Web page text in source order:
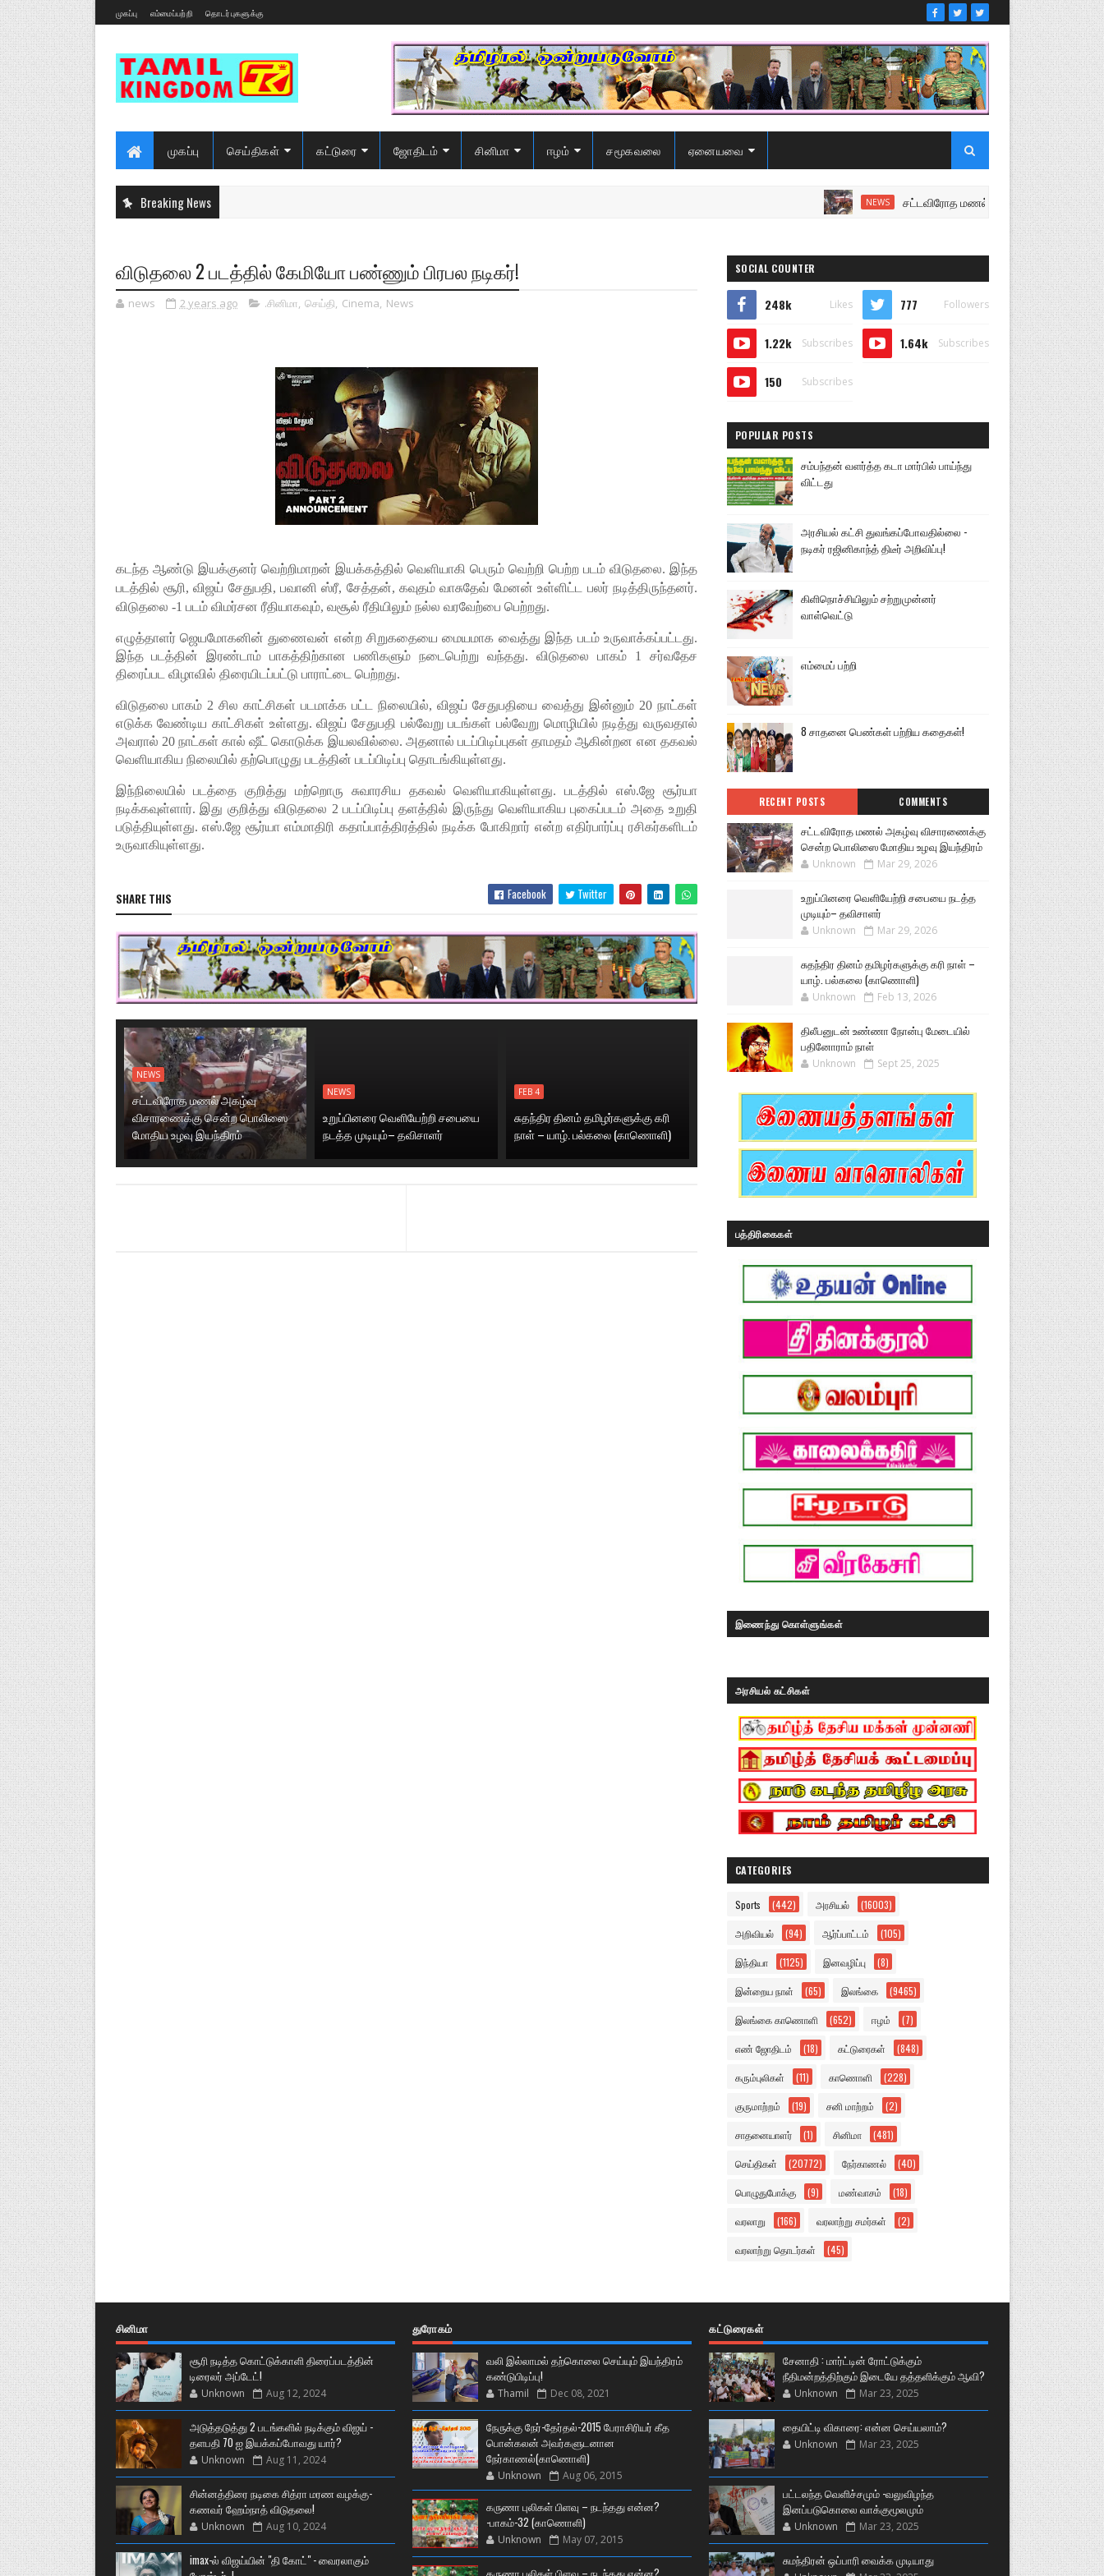
முகப்பு எம்மைப்பற்றி தொடர்புகளுக்கு
முகப்பு செய்திகள் கட்டுரை ஜோதிடம் சினிமா ஈழம் சமூகவலை ஏனையவை
Breaking News NEWS சட்டவிரோத மணல் அகழ்வு விசாரணைக்கு சென்ற
விடுதலை 2 படத்தில் கேமியோ பண்ணும் பிரபல நடிகர்!
news 2 years ago .சினிமா, செய்தி, Cinema, News
கடந்த ஆண்டு இயக்குனர் வெற்றிமாறன் இயக்கத்தில் வெளியாகி பெரும் வெற்றி பெற்ற படம் விடுதலை. இந்த
படத்தில் சூரி, விஜய் சேதுபதி, பவானி ஸ்ரீ, சேத்தன், கவுதம் வாசுதேவ் மேனன் உள்ளிட்ட பலர் நடித்திருந்தனர்.
விடுதலை -1 படம் விமர்சன ரீதியாகவும், வசூல் ரீதியிலும் நல்ல வரவேற்பை பெற்றது.
எழுத்தாளர் ஜெயமோகனின் துணைவன் என்ற சிறுகதையை மையமாக வைத்து இந்த படம் உருவாக்கப்பட்டது.
இந்த படத்தின் இரண்டாம் பாகத்திற்கான பணிகளும் நடைபெற்று வந்தது. விடுதலை பாகம் 1 சர்வதேச
திரைப்பட விழாவில் திரையிடப்பட்டு பாராட்டை பெற்றது.
விடுதலை பாகம் 2 சில காட்சிகள் படமாக்க பட்ட நிலையில், விஜய் சேதுபதியை வைத்து இன்னும் 20 நாட்கள்
எடுக்க வேண்டிய காட்சிகள் உள்ளது. விஜய் சேதுபதி பல்வேறு படங்கள் பல்வேறு மொழியில் நடித்து வருவதால்
அவரால் 20 நாட்கள் கால் ஷீட் கொடுக்க இயலவில்லை. அதனால் படப்பிடிப்புகள் தாமதம் ஆகின்றன என தகவல்
வெளியாகிய நிலையில் தற்பொழுது படத்தின் படப்பிடிப்பு தொடங்கியுள்ளது.
இந்நிலையில் படத்தை குறித்து மற்றொரு சுவாரசிய தகவல் வெளியாகியுள்ளது. படத்தில் எஸ்.ஜே சூர்யா
நடிக்கவுள்ளார். இது குறித்து விடுதலை 2 படப்பிடிப்பு தளத்தில் இருந்து வெளியாகிய புகைப்படம் அதை உறுதி
படுத்தியுள்ளது. எஸ்.ஜே சூர்யா எம்மாதிரி கதாப்பாத்திரத்தில் நடிக்க போகிறார் என்ற எதிர்பார்ப்பு ரசிகர்களிடம்
உருவாகியுள்ளது.
SHARE THIS Facebook Twitter
NEWS
சட்டவிரோத மணல் அகழ்வு
விசாரணைக்கு சென்ற பொலிஸை
மோதிய உழவு இயந்திரம்
NEWS
உறுப்பினரை வெளியேற்றி சபையை
நடத்த முடியும்– தவிசாளர்
FEB 4
சுதந்திர தினம் தமிழர்களுக்கு கரி
நாள் – யாழ். பல்கலை (காணொளி)
SOCIAL COUNTER
248k Likes 777 Followers
1.22k Subscribes 1.64k Subscribes
150 Subscribes
POPULAR POSTS
சம்பந்தன் வளர்த்த கடா மார்பில் பாய்ந்து
விட்டது
அரசியல் கட்சி துவங்கப்போவதில்லை -
நடிகர் ரஜினிகாந்த் திடீர் அறிவிப்பு!
கிளிநொச்சியிலும் சற்றுமுன்னர்
வாள்வெட்டு
எம்மைப் பற்றி
8 சாதனை பெண்கள் பற்றிய கதைகள்!
RECENT POSTS COMMENTS
சட்டவிரோத மணல் அகழ்வு விசாரணைக்கு
சென்ற பொலிஸை மோதிய உழவு இயந்திரம்
Unknown Mar 29, 2026
உறுப்பினரை வெளியேற்றி சபையை நடத்த
முடியும்– தவிசாளர்
Unknown Mar 29, 2026
சுதந்திர தினம் தமிழர்களுக்கு கரி நாள் –
யாழ். பல்கலை (காணொளி)
Unknown Feb 13, 2026
திலீபனுடன் உண்ணா நோன்பு மேடையில்
பதினோராம் நாள்
Unknown Sept 25, 2025
பத்திரிகைகள்
இணைந்து கொள்ளுங்கள்
அரசியல் கட்சிகள்
CATEGORIES
Sports (442) அரசியல் (16003)
அறிவியல் (94) ஆர்ப்பாட்டம் (105)
இந்தியா (1125) இனவழிப்பு (8)
இன்றைய நாள் (65) இலங்கை (9465)
இலங்கை காணொளி (652) ஈழம் (7)
எண் ஜோதிடம் (18) கட்டுரைகள் (848)
கரும்புலிகள் (11) காணொளி (228)
குருமாற்றம் (19) சனி மாற்றம் (2)
சாதனையாளர் (1) சினிமா (481)
செய்திகள் (20772) நேர்காணல் (40)
பொழுதுபோக்கு (9) மண்வாசம் (18)
வரலாறு (166) வரலாற்று சமர்கள் (2)
வரலாற்று தொடர்கள் (45)
சினிமா
சூரி நடித்த கொட்டுக்காளி திரைப்படத்தின்
டிரைலர் அப்டேட்!
Unknown Aug 12, 2024
அடுத்தடுத்து 2 படங்களில் நடிக்கும் விஜய் -
தளபதி 70 ஐ இயக்கப்போவது யார்?
Unknown Aug 11, 2024
சின்னத்திரை நடிகை சித்ரா மரண வழக்கு-
கணவர் ஹேம்நாத் விடுதலை!
Unknown Aug 10, 2024
imax-ல் விஜய்யின் "தி கோட்" - வைரலாகும்
துரோகம்
வலி இல்லாமல் தற்கொலை செய்யும் இயந்திரம்
கண்டுபிடிப்பு!
Thamil Dec 08, 2021
நேருக்கு நேர்-தேர்தல்-2015 பேராசிரியர் கீத
பொன்கலன் அவர்களுடனான
நேர்காணல்(காணொளி)
Unknown Aug 06, 2015
கருணா புலிகள் பிளவு – நடந்தது என்ன?
-பாகம்-32 (காணொளி)
Unknown May 07, 2015
கருணா புலிகள் பிளவு – நடந்தது என்ன?
கட்டுரைகள்
சேனாதி : மார்ட்டின் ரோட்டுக்கும்
நீதிமன்றத்திற்கும் இடையே தத்தளிக்கும் ஆவி?
Unknown Mar 23, 2025
தையிட்டி விகாரை: என்ன செய்யலாம்?
Unknown Mar 23, 2025
பட்டலந்த வெளிச்சமும் -வலுவிழந்த
இனப்படுகொலை வாக்குமூலமும்
Unknown Mar 23, 2025
சுமந்திரன் ஒப்பாரி வைக்க முடியாது